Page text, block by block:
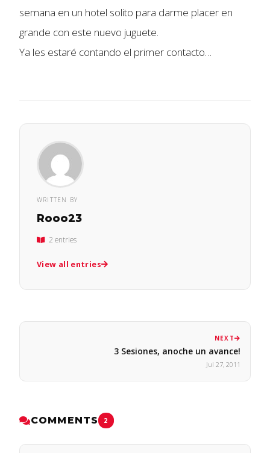
semana en un hotel solito para darme placer en
grande con este nuevo juguete.
Ya les estaré contando el primer contacto…
WRITTEN BY
Rooo23
2 entries
View all entries
NEXT
3 Sesiones, anoche un avance!
Jul 27, 2011
COMMENTS 2